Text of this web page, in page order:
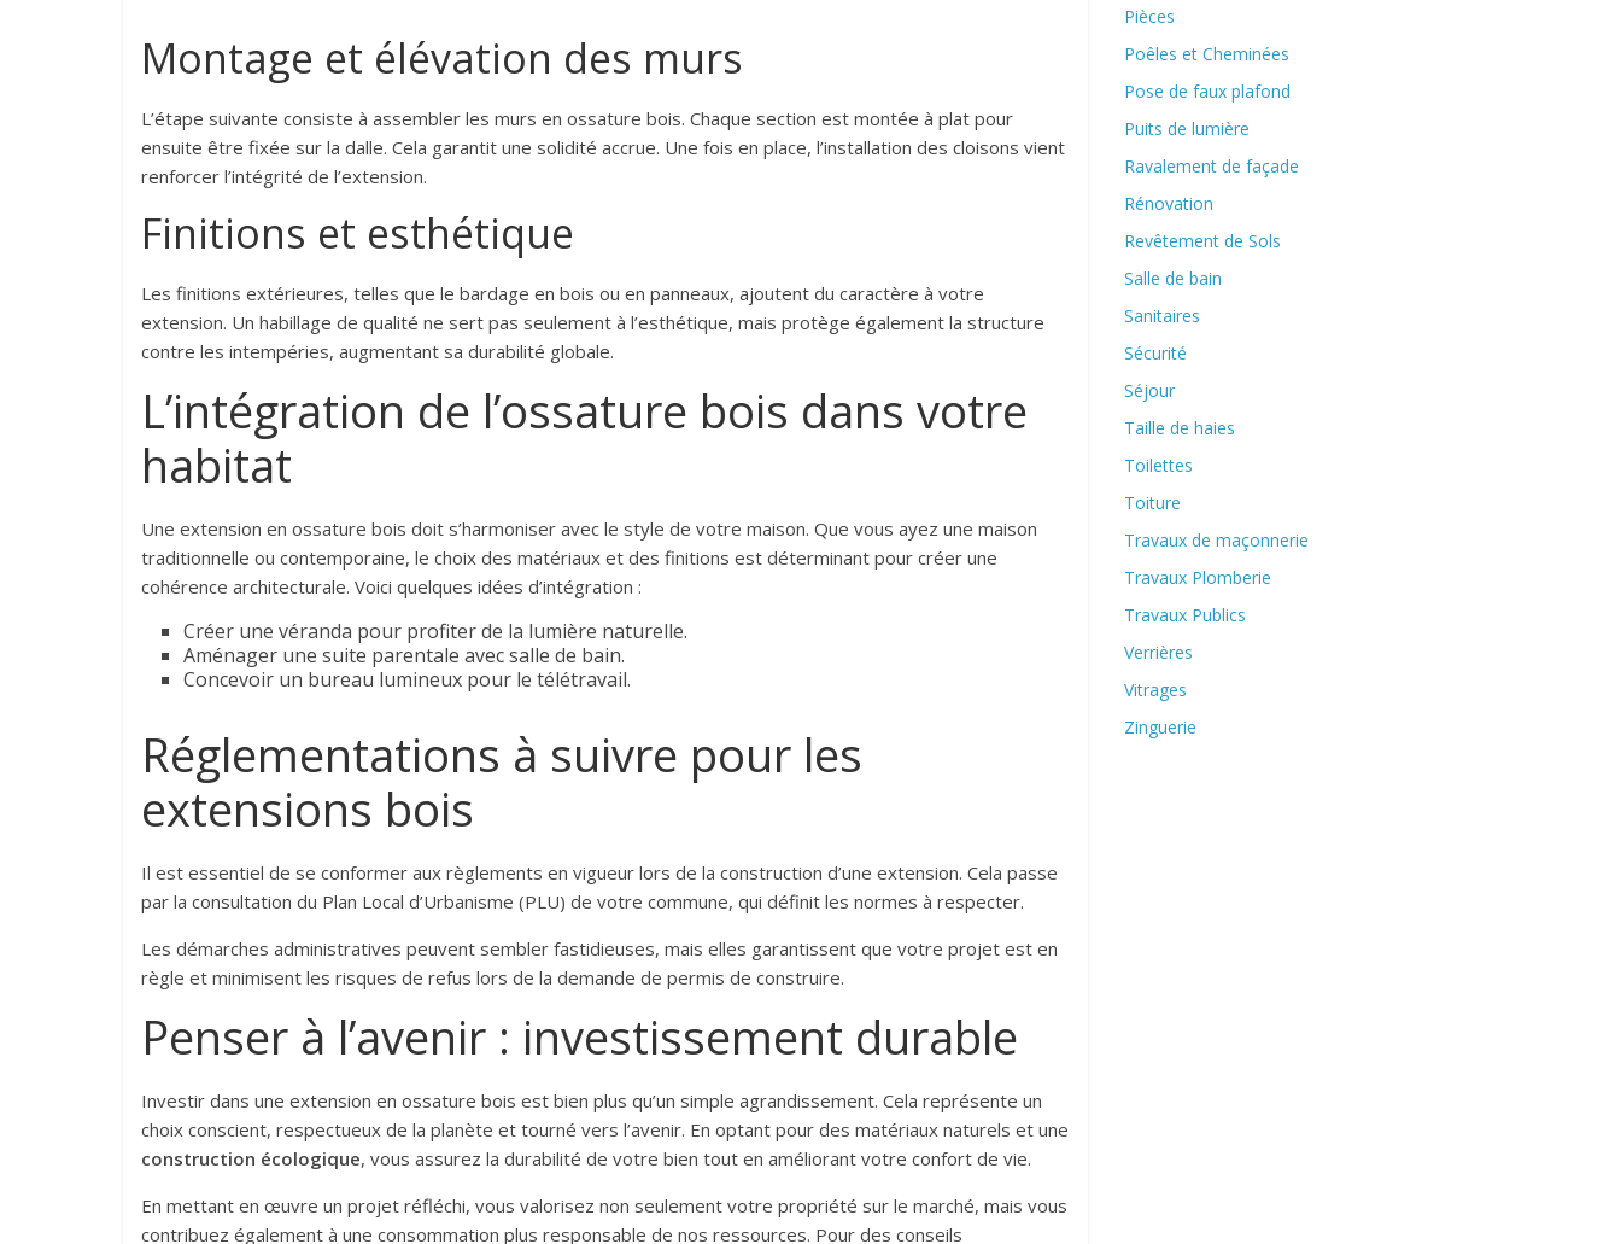
Montage et élévation des murs
L’étape suivante consiste à assembler les murs en ossature bois. Chaque section est montée à plat pour
ensuite être fixée sur la dalle. Cela garantit une solidité accrue. Une fois en place, l’installation des cloisons vient
renforcer l’intégrité de l’extension.
Finitions et esthétique
Les finitions extérieures, telles que le bardage en bois ou en panneaux, ajoutent du caractère à votre
extension. Un habillage de qualité ne sert pas seulement à l’esthétique, mais protège également la structure
contre les intempéries, augmentant sa durabilité globale.
L’intégration de l’ossature bois dans votre
habitat
Une extension en ossature bois doit s’harmoniser avec le style de votre maison. Que vous ayez une maison
traditionnelle ou contemporaine, le choix des matériaux et des finitions est déterminant pour créer une
cohérence architecturale. Voici quelques idées d’intégration :
Créer une véranda pour profiter de la lumière naturelle.
Aménager une suite parentale avec salle de bain.
Concevoir un bureau lumineux pour le télétravail.
Réglementations à suivre pour les
extensions bois
Il est essentiel de se conformer aux règlements en vigueur lors de la construction d’une extension. Cela passe
par la consultation du Plan Local d’Urbanisme (PLU) de votre commune, qui définit les normes à respecter.
Les démarches administratives peuvent sembler fastidieuses, mais elles garantissent que votre projet est en
règle et minimisent les risques de refus lors de la demande de permis de construire.
Penser à l’avenir : investissement durable
Investir dans une extension en ossature bois est bien plus qu’un simple agrandissement. Cela représente un
choix conscient, respectueux de la planète et tourné vers l’avenir. En optant pour des matériaux naturels et une
construction écologique, vous assurez la durabilité de votre bien tout en améliorant votre confort de vie.
En mettant en œuvre un projet réfléchi, vous valorisez non seulement votre propriété sur le marché, mais vous
contribuez également à une consommation plus responsable de nos ressources. Pour des conseils
Pièces
Poêles et Cheminées
Pose de faux plafond
Puits de lumière
Ravalement de façade
Rénovation
Revêtement de Sols
Salle de bain
Sanitaires
Sécurité
Séjour
Taille de haies
Toilettes
Toiture
Travaux de maçonnerie
Travaux Plomberie
Travaux Publics
Verrières
Vitrages
Zinguerie